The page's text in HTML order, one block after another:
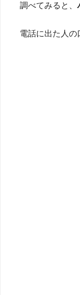
調べてみると、
電話に出た人